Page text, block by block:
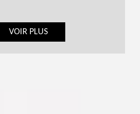
VOIR PLUS